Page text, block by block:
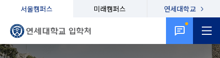
서울캠퍼스 미래캠퍼스 연세대학교